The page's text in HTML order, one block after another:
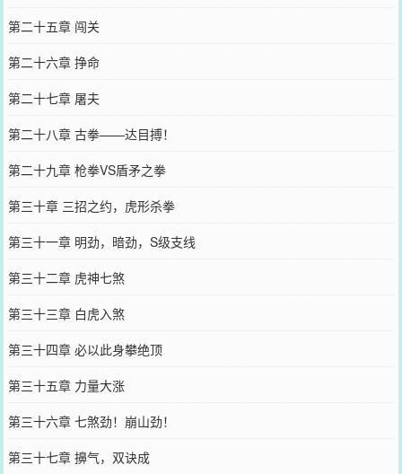
第二十五章 闯关
第二十六章 挣命
第二十七章 屠夫
第二十八章 古拳——达目搏！
第二十九章 枪拳VS盾矛之拳
第三十章 三招之约，虎形杀拳
第三十一章 明劲，暗劲，S级支线
第三十二章 虎神七煞
第三十三章 白虎入煞
第三十四章 必以此身攀绝顶
第三十五章 力量大涨
第三十六章 七煞劲！崩山劲！
第三十七章 擤气，双诀成